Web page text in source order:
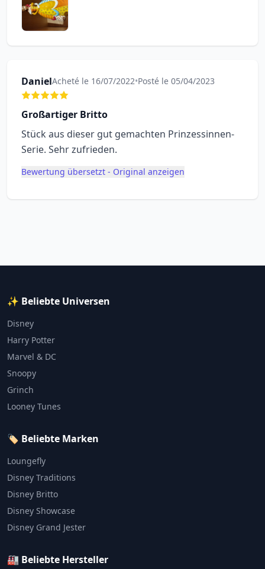
DanielAcheté le 16/07/2022•Posté le 05/04/2023
Großartiger Britto
Stück aus dieser gut gemachten Prinzessinnen-
Serie. Sehr zufrieden.
Bewertung übersetzt - Original anzeigen
✨ Beliebte Universen
Disney
Harry Potter
Marvel & DC
Snoopy
Grinch
Looney Tunes
🏷️ Beliebte Marken
Loungefly
Disney Traditions
Disney Britto
Disney Showcase
Disney Grand Jester
🏭 Beliebte Hersteller